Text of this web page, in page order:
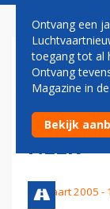
NEER
10 maart 2005 -
Ontvang een
toegang tot al
Ontvang
Magazine in
Bekijk